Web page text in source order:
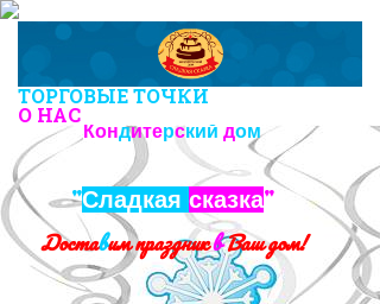
ТОРГОВЫЕ ТОЧКИ
О НАС
Кондитерский дом
"Сладкая сказка"
Доставим праздниквВаш дом!